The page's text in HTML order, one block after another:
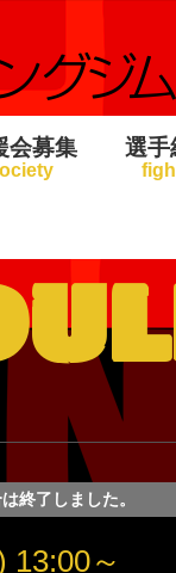
会募集 選手
終了しました。
13:00～